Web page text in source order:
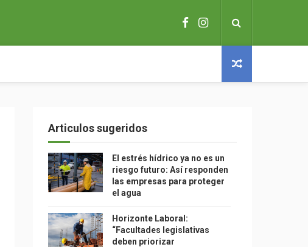
Articulos sugeridos
El estrés hídrico ya no es un
riesgo futuro: Así responden
las empresas para proteger
el agua
Horizonte Laboral:
“Facultades legislativas
deben priorizar